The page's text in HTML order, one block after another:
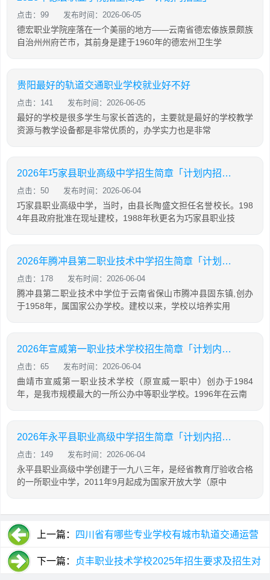
点击：99 发布时间：2026-06-05
德宏职业学院座落在一个美丽的地方——云南省德宏傣族景颇族
自治州州府芒市，其前身是建于1960年的德宏州卫生学
贵阳最好的轨道交通职业学校就业好不好
点击：141 发布时间：2026-06-05
最好的学校是很多学生与家长首选的，主要就是最好的学校教学
资源与教学设备都是非常优质的，办学实力也是非常
2026年巧家县职业高级中学招生简章「计划内招生」
点击：50 发布时间：2026-06-04
巧家县职业高级中学，当时，由县长陶盛文担任名誉校长。198
4年县政府批准在现址建校，1988年秋更名为巧家县职业技
2026年腾冲县第二职业技术中学招生简章「计划内招生」
点击：178 发布时间：2026-06-04
腾冲县第二职业技术中学位于云南省保山市腾冲县固东镇,创办
于1958年，属国家公办学校。建校以来，学校以培养实用
2026年宣威第一职业技术学校招生简章「计划内招生」
点击：65 发布时间：2026-06-04
曲靖市宣威第一职业技术学校（原宣威一职中）创办于1984
年，是我市规模最大的一所公办中等职业学校。1996年在云南
2026年永平县职业高级中学招生简章「计划内招生」
点击：149 发布时间：2026-06-04
永平县职业高级中学创建于一九八三年，是经省教育厅验收合格
的一所职业中学，2011年9月起成为国家开放大学（原中
上一篇： 四川省有哪些专业学校有城市轨道交通运营
管理专业下一篇： 贞丰职业技术学校2025年招生要求及招生对